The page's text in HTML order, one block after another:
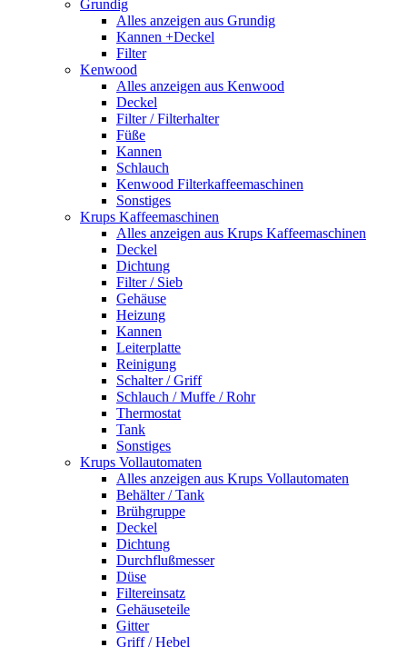
Grundig
Alles anzeigen aus Grundig
Kannen +Deckel
Filter
Kenwood
Alles anzeigen aus Kenwood
Deckel
Filter / Filterhalter
Füße
Kannen
Schlauch
Kenwood Filterkaffeemaschinen
Sonstiges
Krups Kaffeemaschinen
Alles anzeigen aus Krups Kaffeemaschinen
Deckel
Dichtung
Filter / Sieb
Gehäuse
Heizung
Kannen
Leiterplatte
Reinigung
Schalter / Griff
Schlauch / Muffe / Rohr
Thermostat
Tank
Sonstiges
Krups Vollautomaten
Alles anzeigen aus Krups Vollautomaten
Behälter / Tank
Brühgruppe
Deckel
Dichtung
Durchflußmesser
Düse
Filtereinsatz
Gehäuseteile
Gitter
Griff / Hebel